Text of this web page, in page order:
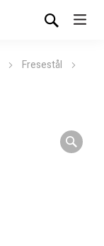
Fresestål